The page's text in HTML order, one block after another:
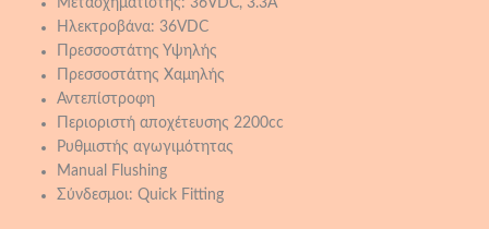
Μετασχηματιστής: 36VDC, 3.3A
Ηλεκτροβάνα: 36VDC
Πρεσσοστάτης Υψηλής
Πρεσσοστάτης Χαμηλής
Αντεπίστροφη
Περιοριστή αποχέτευσης 2200cc
Ρυθμιστής αγωγιμότητας
Μanual Flushing
Σύνδεσμοι: Quick Fitting